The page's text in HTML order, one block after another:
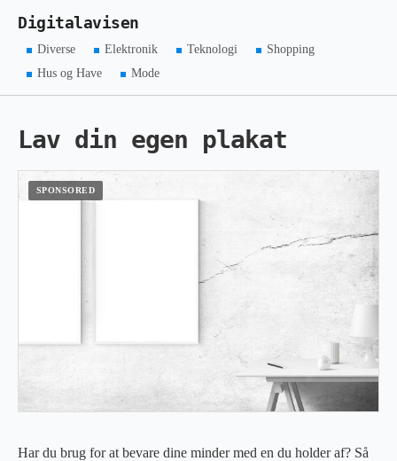
Digitalavisen
Diverse Elektronik Teknologi
Shopping
Hus og Have
Mode
Lav din egen plakat
Har du brug for at bevare dine minder med en du holder af? Så